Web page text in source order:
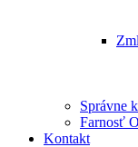
Správne
Farnosť
Kontakt